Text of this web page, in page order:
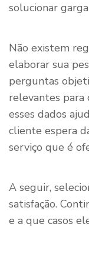
solucionar
Não existem
elaborar sua
perguntas
relevantes para
esses dados
cliente espera
serviço que é
A seguir,
satisfação.
e a que casos